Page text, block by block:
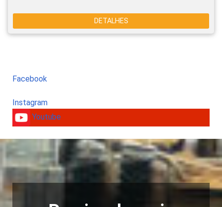
DETALHES
Facebook
Instagram
Youtube